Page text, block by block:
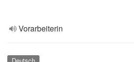
Vorarbeiterin